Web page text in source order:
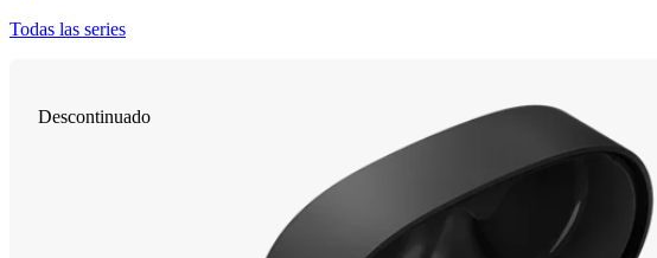
Todas las series
Descontinuado